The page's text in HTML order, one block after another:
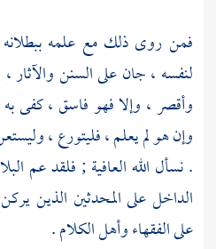
فمن روى ذلك مع علمه ببطلانه
لنفسه ، جان على السنن
وأقصر ، وإلا فهو فاسق ، كفى
وإن هو لم يعلم ، فليتورع ،
. نسأل الله العافية ; فلقد عم
الداخل على المحدثين الذين
على الفقهاء وأهل الكلام .